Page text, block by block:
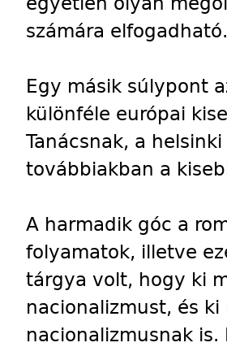
számára
Egy másik súlypont
különféle európai
Tanácsnak, a
továbbiakban a
A harmadik góc a
folyamatok, illetve
tárgya volt, hogy ki
nacionalizmust, és
nacionalizmusnak